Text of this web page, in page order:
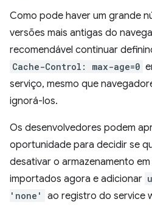
Como pode haver um grande
versões mais antigas do
recomendável continuar
Cache-Control: max-age=0
serviço, mesmo que
ignorá-los.
Os desenvolvedores podem
oportunidade para decidir se
desativar o armazenamento
importados agora e adicionar
'none'
ao registro do service